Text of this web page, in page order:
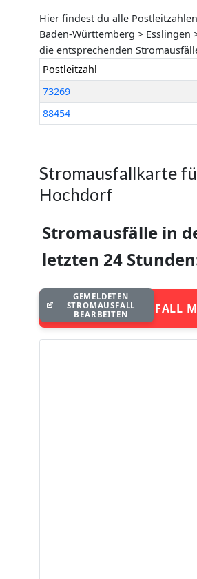
Hier findest du alle
Baden-Württemberg > Esslingen
die entsprechenden
Postleitzahl
73269
88454
Stromausfallkarte
Hochdorf
Stromausfälle in
letzten 24
STROMAUSFALL
GEMELDETEN
STROMAUSFALL
BEARBEITEN